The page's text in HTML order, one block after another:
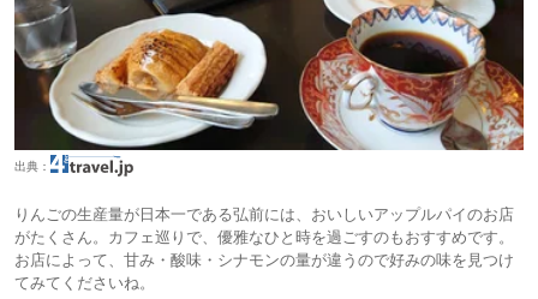
出典：
りんごの生産量が日本一である弘前には、おいしいアップルパイのお店
がたくさん。カフェ巡りで、優雅なひと時を過ごすのもおすすめです。
お店によって、甘み・酸味・シナモンの量が違うので好みの味を見つけ
てみてくださいね。